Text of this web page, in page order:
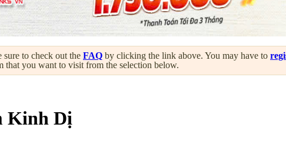
to check out the FAQ by clicking the link above. You may have to
that you want to visit from the selection below.
Kinh Dị